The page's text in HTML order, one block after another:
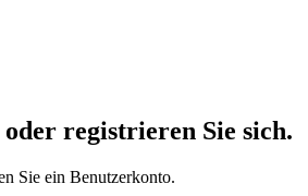
registrieren Sie sich.
Sie ein Benutzerkonto.